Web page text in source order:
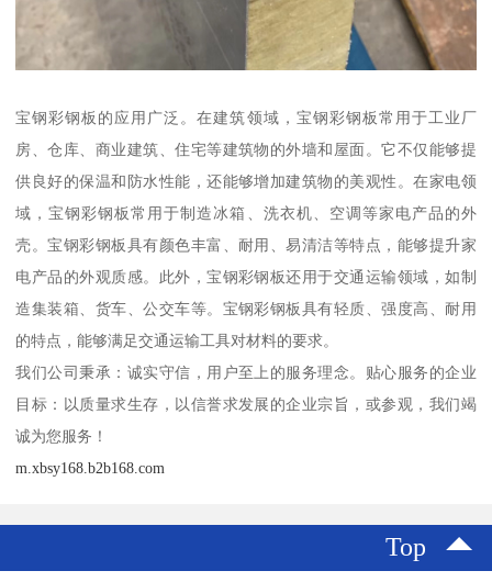
宝钢彩钢板的应用广泛。在建筑领域，宝钢彩钢板常用于工业厂
房、仓库、商业建筑、住宅等建筑物的外墙和屋面。它不仅能够提
供良好的保温和防水性能，还能够增加建筑物的美观性。在家电领
域，宝钢彩钢板常用于制造冰箱、洗衣机、空调等家电产品的外
壳。宝钢彩钢板具有颜色丰富、耐用、易清洁等特点，能够提升家
电产品的外观质感。此外，宝钢彩钢板还用于交通运输领域，如制
造集装箱、货车、公交车等。宝钢彩钢板具有轻质、强度高、耐用
的特点，能够满足交通运输工具对材料的要求。
我们公司秉承：诚实守信，用户至上的服务理念。贴心服务的企业
目标：以质量求生存，以信誉求发展的企业宗旨，或参观，我们竭
诚为您服务！
m.xbsy168.b2b168.com
Top